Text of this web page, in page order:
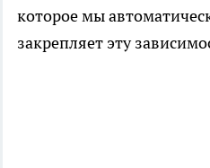
которое мы
закрепляет эту